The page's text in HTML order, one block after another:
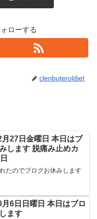
ローする
clenbuteroldiet
27日金曜日 本日はブ
します 脱痛み止めカ
たのでブログお休みします
6日日曜日 本日はブロ
ます